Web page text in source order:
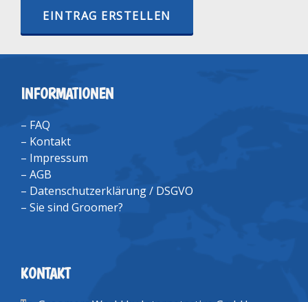
EINTRAG ERSTELLEN
INFORMATIONEN
– FAQ
– Kontakt
– Impressum
– AGB
– Datenschutzerklärung / DSGVO
– Sie sind Groomer?
KONTAKT